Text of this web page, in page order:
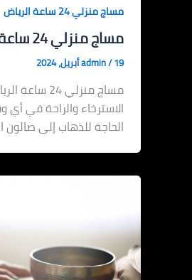
مساج منزلي 24 ساعة الرياض
مساج منزلي 24 ساعة الرياض
admin/19 أبريل، 2024
مساج منزلي
الاسترخاء والراحة في
الحاجة للذهاب إلى صالون